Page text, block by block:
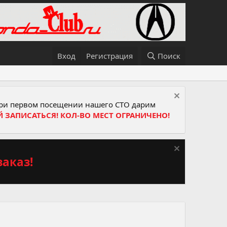
Вход Регистрация Поиск
первом посещении нашего СТО дарим
ЗАПИСАТЬСЯ! КОЛ-ВО МЕСТ ОГРАНИЧЕНО!